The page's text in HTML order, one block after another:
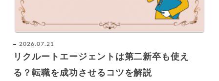
2026.07.21
リクルートエージェントは第二新卒も使え
る？転職を成功させるコツを解説